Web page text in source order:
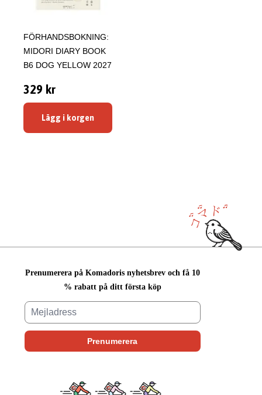
FÖRHANDSBOKNING:
MIDORI DIARY BOOK
B6 DOG YELLOW 2027
329 kr
Lägg i korgen
Prenumerera på Komadoris nyhetsbrev och få 10
% rabatt på ditt första köp